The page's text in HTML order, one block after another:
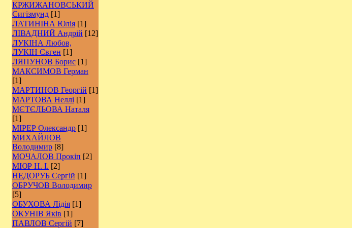
КРЖИЖАНОВСЬКИЙ
Сигізмунд [1]
ЛАТИНІНА Юлія [1]
ЛІВАДНИЙ Андрій [12]
ЛУКІНА Любов,
ЛУКІН Євген [1]
ЛЯПУНОВ Борис [1]
МАКСИМОВ Герман
[1]
МАРТИНОВ Георгій [1]
МАРТОВА Неллі [1]
МЄТЄЛЬОВА Наталя
[1]
МІРЕР Олександр [1]
МИХАЙЛОВ
Володимир [8]
МОЧАЛОВ Прокіп [2]
МЮР Н. І. [2]
НЕДОРУБ Сергій [1]
ОБРУЧОВ Володимир
[5]
ОБУХОВА Лідія [1]
ОКУНІВ Яків [1]
ПАВЛОВ Сергій [7]